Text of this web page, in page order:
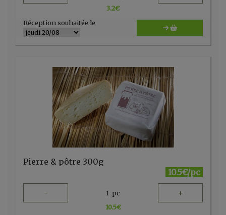
3.2€
Réception souhaitée le
Pierre & pôtre 300g
10.5€/pc
- 1 pc +
10.5€